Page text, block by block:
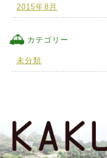
2015年8月
カテゴリー
未分類